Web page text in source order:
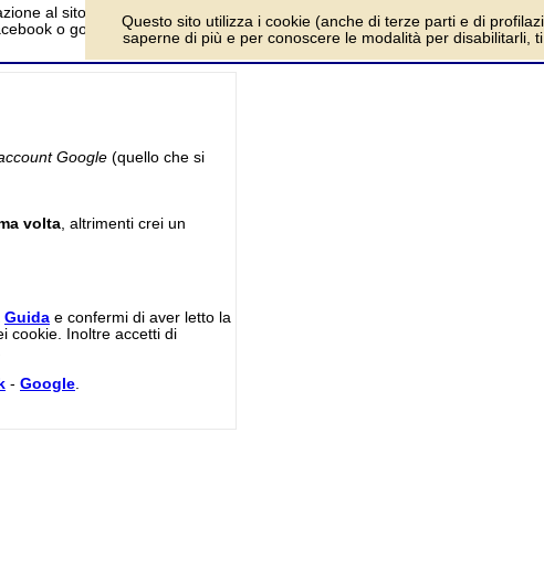
al sito Domando, per partecipare alle attività del sito. Per l'accesso è
o google.
Google (quello che si
volta , altrimenti crei un
Guida e confermi di aver letto la
cookie. Inoltre accetti di
- Google
Questo sito utilizza i cookie (anche di terze parti e di
saperne di più e per conoscere le modalità per disabilitarli,